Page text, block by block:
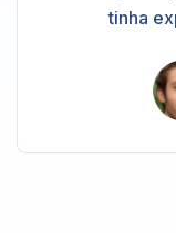
tinha